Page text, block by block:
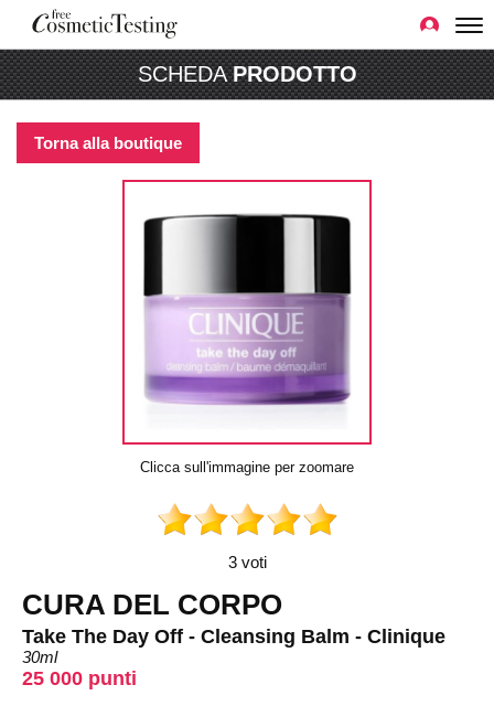
SCHEDAPRODOTTO
Torna alla boutique
Clicca sull'immagine per zoomare
3 voti
CURA DEL CORPO
Take The Day Off - Cleansing Balm - Clinique
30ml
25 000 punti